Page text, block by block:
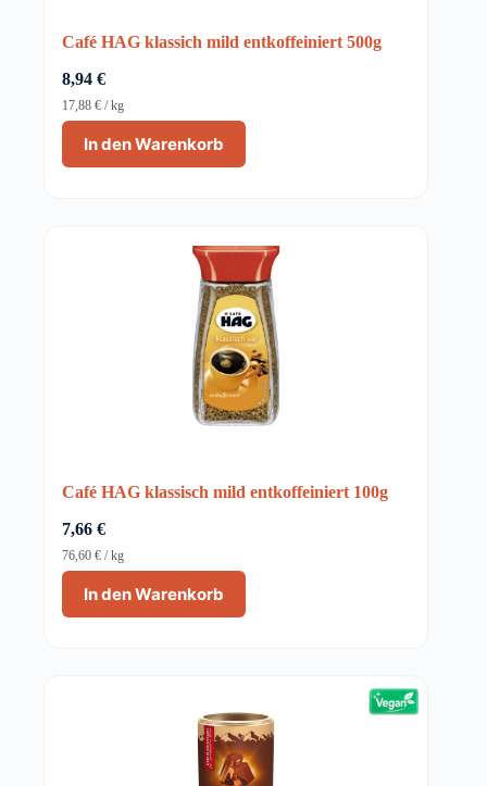
Café HAG klassich mild entkoffeiniert 500g
8,94 €
In den Warenkorb
17,88 € /kg
Café HAG klassisch mild entkoffeiniert 100g
7,66 €
In den Warenkorb
76,60 € /kg